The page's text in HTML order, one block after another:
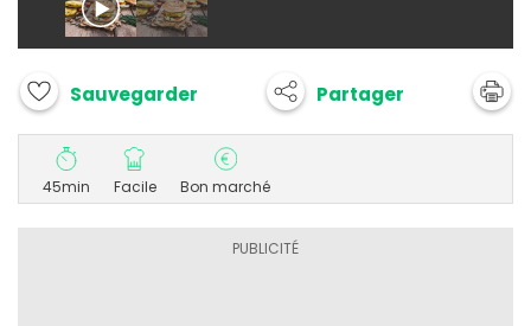
Sauvegarder Partager
45min Facile Bon marché